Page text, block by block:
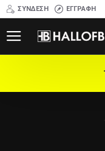
ΣΎΝΔΕΣΗ ΕΓΓΡΑΦΉ